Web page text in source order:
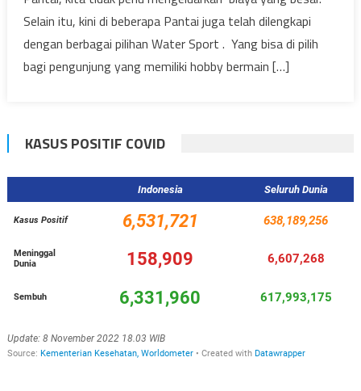
Selain itu, kini di beberapa Pantai juga telah dilengkapi
dengan berbagai pilihan Water Sport . Yang bisa di pilih
bagi pengunjung yang memiliki hobby bermain […]
KASUS POSITIF COVID